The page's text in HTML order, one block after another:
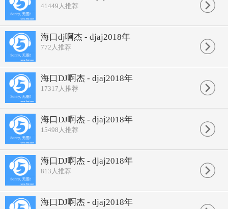
41449 人推荐
海口dj啊杰 - djaj2018年
772 人推荐
海口DJ啊杰 - djaj2018年
17317 人推荐
海口DJ啊杰 - djaj2018年
15498 人推荐
海口DJ啊杰 - djaj2018年
813 人推荐
海口DJ啊杰 - djaj2018年